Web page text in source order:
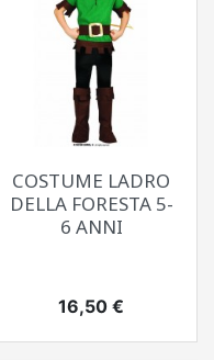
COSTUME LADRO
DELLA FORESTA 5-
6 ANNI
Prezzo
16,50 €